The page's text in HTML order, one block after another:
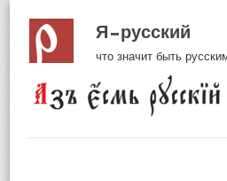
Я русский
что значит быть